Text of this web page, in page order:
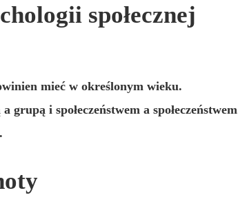
społecznej
mieć w określonym wieku.
i społeczeństwem a